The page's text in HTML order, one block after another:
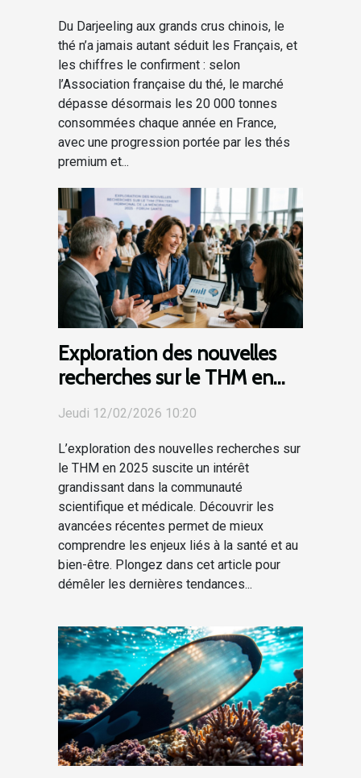
Du Darjeeling aux grands crus chinois, le
thé n’a jamais autant séduit les Français, et
les chiffres le confirment : selon
l’Association française du thé, le marché
dépasse désormais les 20 000 tonnes
consommées chaque année en France,
avec une progression portée par les thés
premium et...
Exploration des nouvelles
recherches sur le THM en
Jeudi 12/02/2026 10:20
L’exploration des nouvelles recherches sur
le THM en 2025 suscite un intérêt
grandissant dans la communauté
scientifique et médicale. Découvrir les
avancées récentes permet de mieux
comprendre les enjeux liés à la santé et au
bien-être. Plongez dans cet article pour
démêler les dernières tendances...